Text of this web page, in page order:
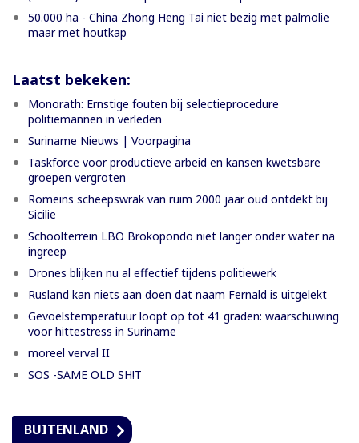
50.000 ha - China Zhong Heng Tai niet bezig met palmolie
maar met houtkap
Laatst bekeken:
Monorath: Ernstige fouten bij selectieprocedure
politiemannen in verleden
Suriname Nieuws | Voorpagina
Taskforce voor productieve arbeid en kansen kwetsbare
groepen vergroten
Romeins scheepswrak van ruim 2000 jaar oud ontdekt bij
Sicilië
Schoolterrein LBO Brokopondo niet langer onder water na
ingreep
Drones blijken nu al effectief tijdens politiewerk
Rusland kan niets aan doen dat naam Fernald is uitgelekt
Gevoelstemperatuur loopt op tot 41 graden: waarschuwing
voor hittestress in Suriname
moreel verval II
SOS -SAME OLD SH!T
BUITENLAND